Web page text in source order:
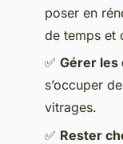
poser en
de temps et
✅ Gérer les
s’occuper
vitrages.
✅ Rester